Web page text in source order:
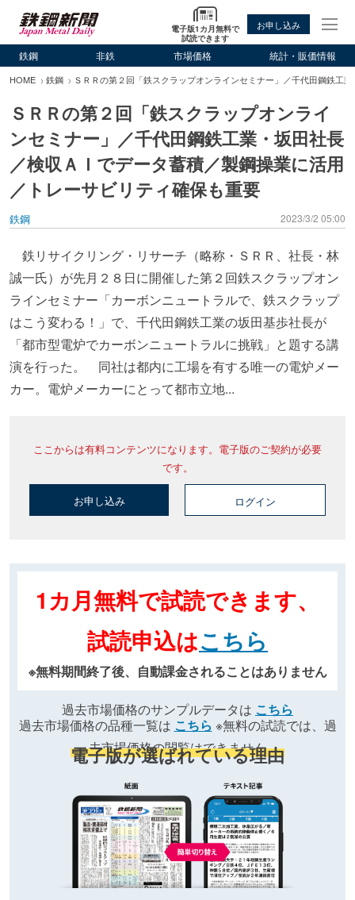
電子版1カ月無料で
試読できます
お申し込み
鉄鋼 非鉄 市場価格 統計・販価情報
HOME 鉄鋼 ＳＲＲの第２回「鉄スクラップオンラインセミナー」／千代田鋼鉄工
ＳＲＲの第２回「鉄スクラップオンライ
ンセミナー」／千代田鋼鉄工業・坂田社長
／検収ＡＩでデータ蓄積／製鋼操業に活用
／トレーサビリティ確保も重要
鉄鋼 2023/3/2 05:00
鉄リサイクリング・リサーチ（略称・ＳＲＲ、社長・林
誠一氏）が先月２８日に開催した第２回鉄スクラップオン
ラインセミナー「カーボンニュートラルで、鉄スクラップ
はこう変わる！」で、千代田鋼鉄工業の坂田基歩社長が
「都市型電炉でカーボンニュートラルに挑戦」と題する講
演を行った。 同社は都内に工場を有する唯一の電炉メー
カー。電炉メーカーにとって都市立地...
ここからは有料コンテンツになります。電子版のご契約が必要
です。
お申し込み ログイン
1カ月無料で試読できます、
試読申込はこちら
※無料期間終了後、自動課金されることはありません
過去市場価格のサンプルデータは こちら
過去市場価格の品種一覧は こちら ※無料の試読では、過
去市場価格の閲覧はできません
電子版が選ばれている理由